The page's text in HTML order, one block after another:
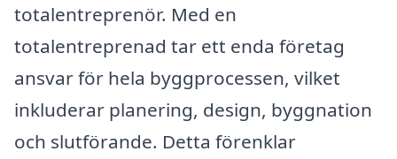
totalentreprenör. Med en
totalentreprenad tar ett enda företag
ansvar för hela byggprocessen, vilket
inkluderar planering, design, byggnation
och slutförande. Detta förenklar